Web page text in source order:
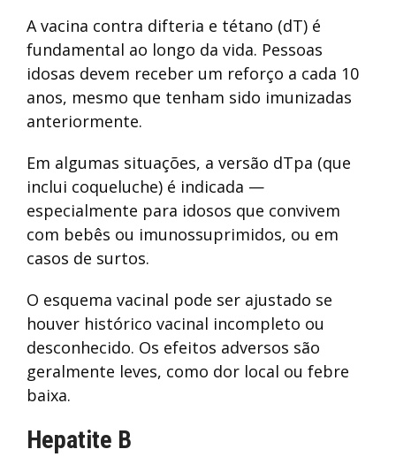
A vacina contra difteria e tétano (dT) é
fundamental ao longo da vida. Pessoas
idosas devem receber um reforço a cada 10
anos, mesmo que tenham sido imunizadas
anteriormente.
Em algumas situações, a versão dTpa (que
inclui coqueluche) é indicada —
especialmente para idosos que convivem
com bebês ou imunossuprimidos, ou em
casos de surtos.
O esquema vacinal pode ser ajustado se
houver histórico vacinal incompleto ou
desconhecido. Os efeitos adversos são
geralmente leves, como dor local ou febre
baixa.
Hepatite B